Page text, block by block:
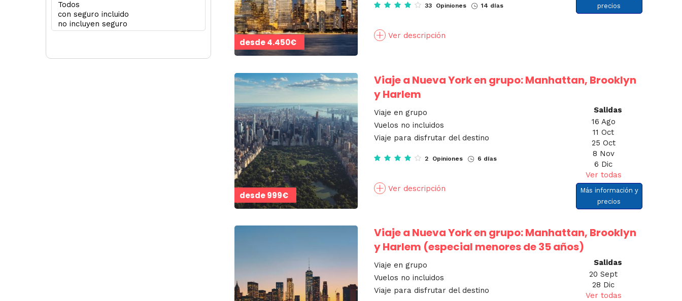
desde4.450€
33 Opiniones 14 días
Ver descripción
precios
desde999€
Viaje a Nueva York en grupo: Manhattan, Brooklyn
y Harlem
Viaje en grupo
Vuelos no incluidos
Viaje para disfrutar del destino
2 Opiniones 6 días
Ver descripción
Salidas
16 Ago
11 Oct
25 Oct
8 Nov
6 Dic
Ver todas
Más información y
precios
Viaje a Nueva York en grupo: Manhattan, Brooklyn
y Harlem (especial menores de 35 años)
Viaje en grupo
Vuelos no incluidos
Viaje para disfrutar del destino
Salidas
20 Sept
28 Dic
Ver todas